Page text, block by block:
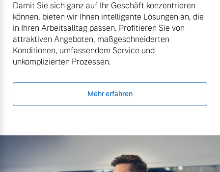
Damit Sie sich ganz auf Ihr Geschäft konzentrieren
können, bieten wir Ihnen intelligente Lösungen an, die
in Ihren Arbeitsalltag passen. Profitieren Sie von
attraktiven Angeboten, maßgeschneiderten
Konditionen, umfassendem Service und
unkomplizierten Prozessen.
Mehr erfahren